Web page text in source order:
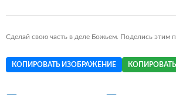
Сделай свою часть в деле Божьем. Поделись этим
КОПИРОВАТЬ ИЗОБРАЖЕНИЕ КОПИРОВАТЬ